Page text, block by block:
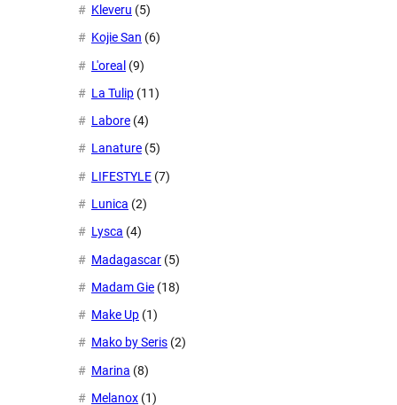
Kleveru (5)
Kojie San (6)
L'oreal (9)
La Tulip (11)
Labore (4)
Lanature (5)
LIFESTYLE (7)
Lunica (2)
Lysca (4)
Madagascar (5)
Madam Gie (18)
Make Up (1)
Mako by Seris (2)
Marina (8)
Melanox (1)